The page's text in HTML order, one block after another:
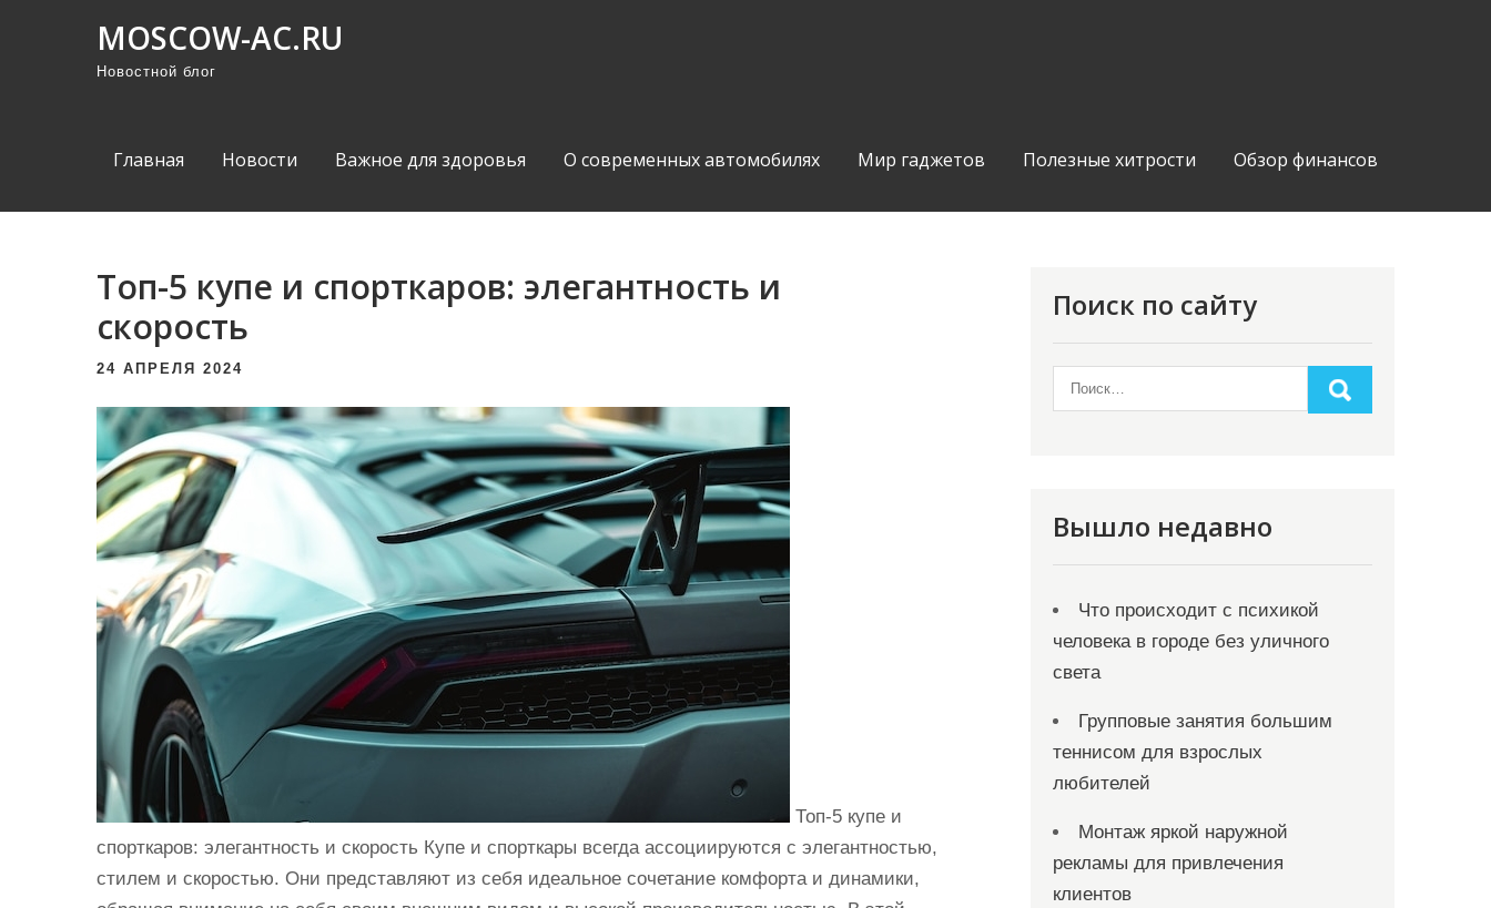
MOSCOW-AC.RU
Новостной блог
Главная Новости Важное для здоровья О современных автомобилях Мир гаджетов Полезные хитрости Обзор финансов
Топ-5 купе и спорткаров: элегантность и
скорость
24 АПРЕЛЯ 2024
Топ-5 купе и
спорткаров: элегантность и скорость Купе и спорткары всегда ассоциируются с элегантностью,
стилем и скоростью. Они представляют из себя идеальное сочетание комфорта и динамики,
Поиск по сайту
Вышло недавно
Что происходит с психикой
человека в городе без уличного
света
Групповые занятия большим
теннисом для взрослых
любителей
Монтаж яркой наружной
рекламы для привлечения
клиентов